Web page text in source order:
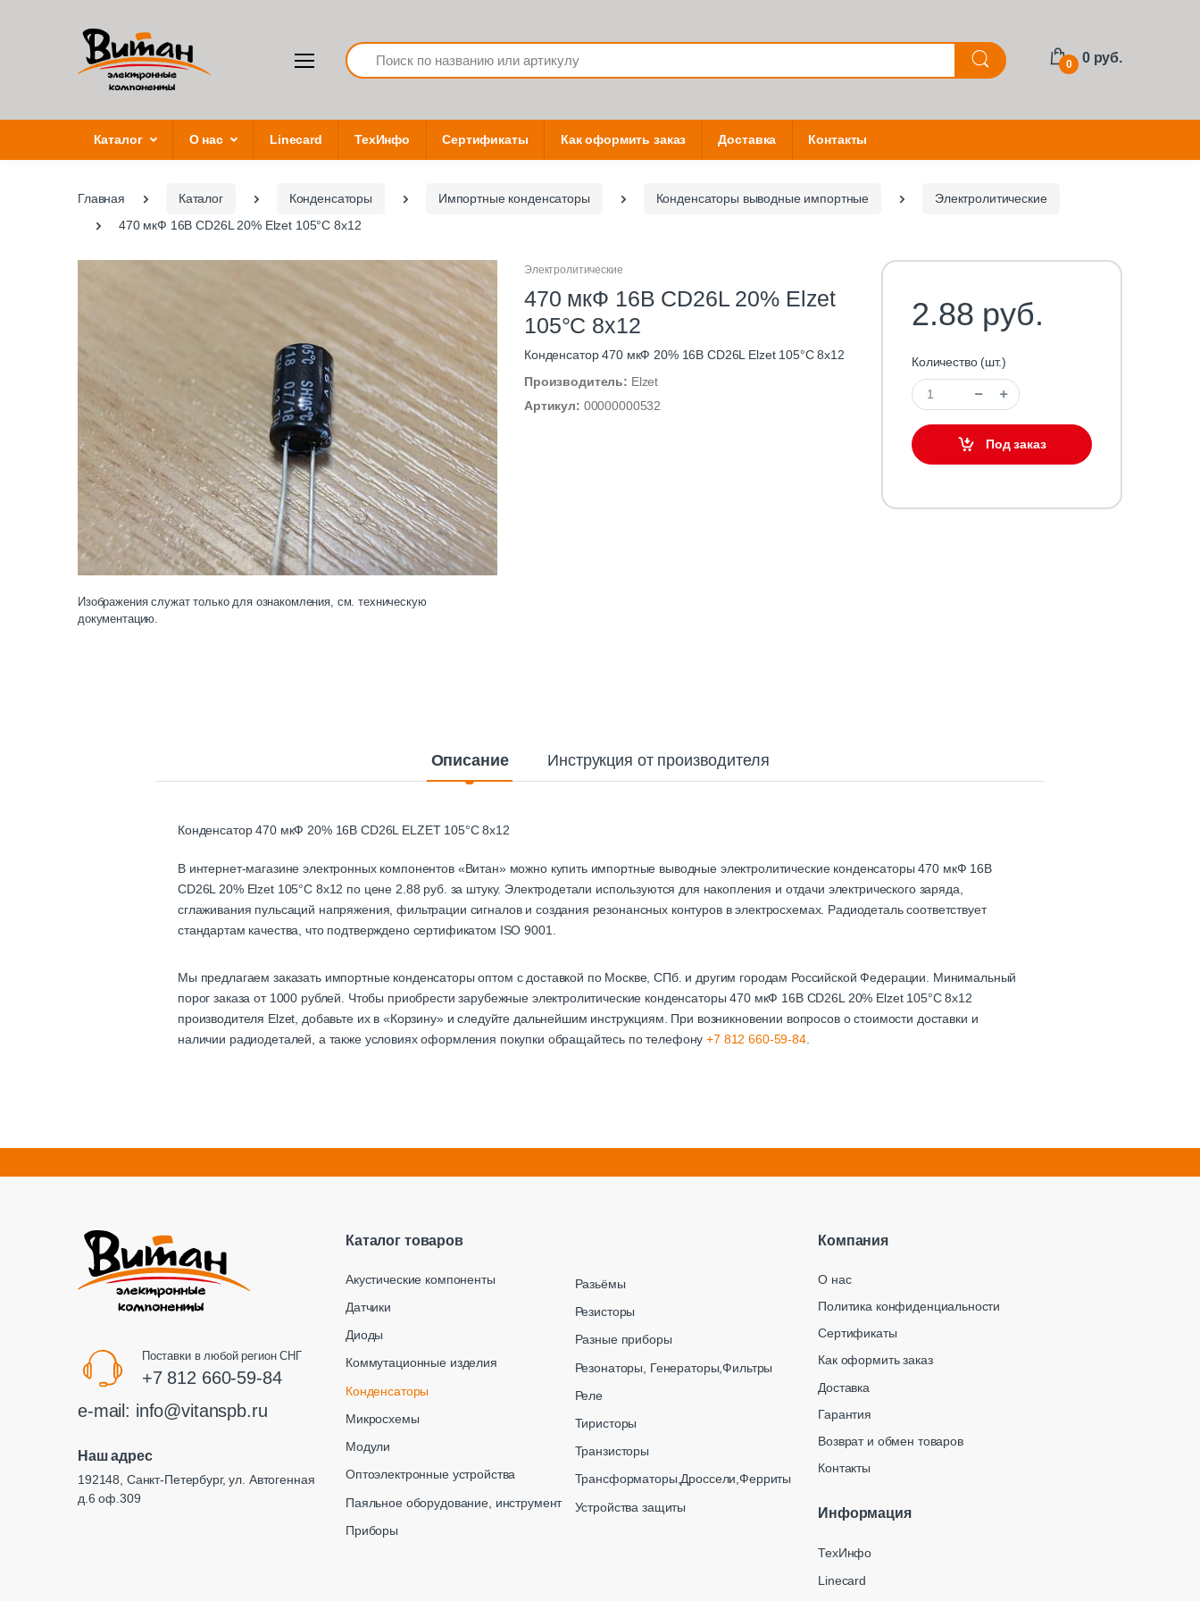
Search
0 0 руб.
Каталог О нас Linecard ТехИнфо Сертификаты Как оформить заказ Доставка Контакты
Главная Каталог Конденсаторы Импортные конденсаторы Конденсаторы выводные импортные
Электролитические
470 мкФ 16В CD26L 20% Elzet 105°C 8x12
Изображения служат только для ознакомления, см. техническую
документацию.
Электролитические
470 мкФ 16В CD26L 20% Elzet
105°C 8x12
Конденсатор 470 мкФ 20% 16В CD26L Elzet 105°C 8x12
Производитель: Elzet
Артикул: 00000000532
2.88 руб.
Количество (шт.)
Под заказ
Описание Инструкция от производителя
Конденсатор 470 мкФ 20% 16В CD26L ELZET 105°C 8x12
В интернет-магазине электронных компонентов «Витан» можно купить импортные выводные электролитические конденсаторы 470 мкФ 16В
CD26L 20% Elzet 105°C 8x12 по цене 2.88 руб. за штуку. Электродетали используются для накопления и отдачи электрического заряда,
сглаживания пульсаций напряжения, фильтрации сигналов и создания резонансных контуров в электросхемах. Радиодеталь соответствует
стандартам качества, что подтверждено сертификатом ISO 9001.
Мы предлагаем заказать импортные конденсаторы оптом с доставкой по Москве, СПб. и другим городам Российской Федерации. Минимальный
порог заказа от 1000 рублей. Чтобы приобрести зарубежные электролитические конденсаторы 470 мкФ 16В CD26L 20% Elzet 105°C 8x12
производителя Elzet, добавьте их в «Корзину» и следуйте дальнейшим инструкциям. При возникновении вопросов о стоимости доставки и
наличии радиодеталей, а также условиях оформления покупки обращайтесь по телефону+7 812 660-59-84.
Поставки в любой регион СНГ
+7 812 660-59-84
e-mail: info@vitanspb.ru
Наш адрес
192148, Санкт-Петербург, ул. Автогенная
д.6 оф.309
Каталог товаров
Акустические компоненты
Датчики
Диоды
Коммутационные изделия
Конденсаторы
Микросхемы
Модули
Оптоэлектронные устройства
Паяльное оборудование, инструмент
Приборы
Разьёмы
Резисторы
Разные приборы
Резонаторы, Генераторы,Фильтры
Реле
Тиристоры
Транзисторы
Трансформаторы,Дроссели,Ферриты
Устройства защиты
Компания
О нас
Политика конфиденциальности
Сертификаты
Как оформить заказ
Доставка
Гарантия
Возврат и обмен товаров
Контакты
Информация
ТехИнфо
Linecard